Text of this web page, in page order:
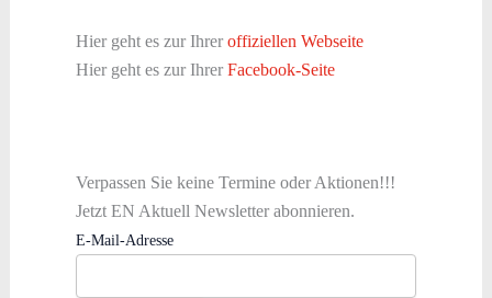
Hier geht es zur Ihrer offiziellen Webseite
Hier geht es zur Ihrer Facebook-Seite
Verpassen Sie keine Termine oder Aktionen!!!
Jetzt EN Aktuell Newsletter abonnieren.
E-Mail-Adresse